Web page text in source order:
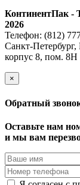
КонтинентПак -
2026
Телефон: (812)
Санкт-
корпус 8, пом. 8Н
×
Обратный
Оставьте нам
и мы вам